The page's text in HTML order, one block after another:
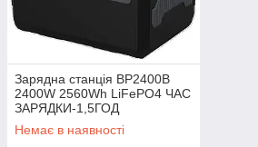
Зарядна станція BP2400B
2400W 2560Wh LiFePO4 ЧАС
ЗАРЯДКИ-1,5ГОД
Немає в наявності